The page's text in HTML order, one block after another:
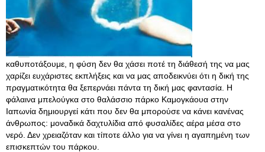
καθυποτάξουμε, η φύση δεν θα χάσει ποτέ τη διάθεσή της να μας
χαρίζει ευχάριστες εκπλήξεις και να μας αποδεικνύει ότι η δική της
πραγματικότητα θα ξεπερνάει πάντα τη δική μας φαντασία. Η
φάλαινα μπελούγκα στο θαλάσσιο πάρκο Καμογκάουα στην
Ιαπωνία δημιουργεί κάτι που δεν θα μπορούσε να κάνει κανένας
άνθρωπος: μοναδικά δαχτυλίδια από φυσαλίδες αέρα μέσα στο
νερό. Δεν χρειαζόταν και τίποτε άλλο για να γίνει η αγαπημένη των
επισκεπτών του πάρκου.